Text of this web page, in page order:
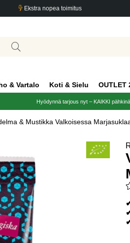
Ekstra nopea toimitus
& Vartalo Koti & Sielu OUTLET
Hyödynnä tarjous nyt – KAIKKI
& Mustikka Valkoisessa